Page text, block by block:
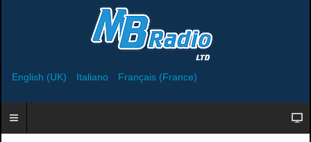
English (UK) Italiano Français (France)